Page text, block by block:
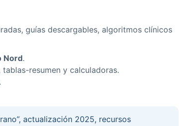
guías descargables, algoritmos clínicos
Nord.
resumen y calculadoras.
actualización 2025, recursos